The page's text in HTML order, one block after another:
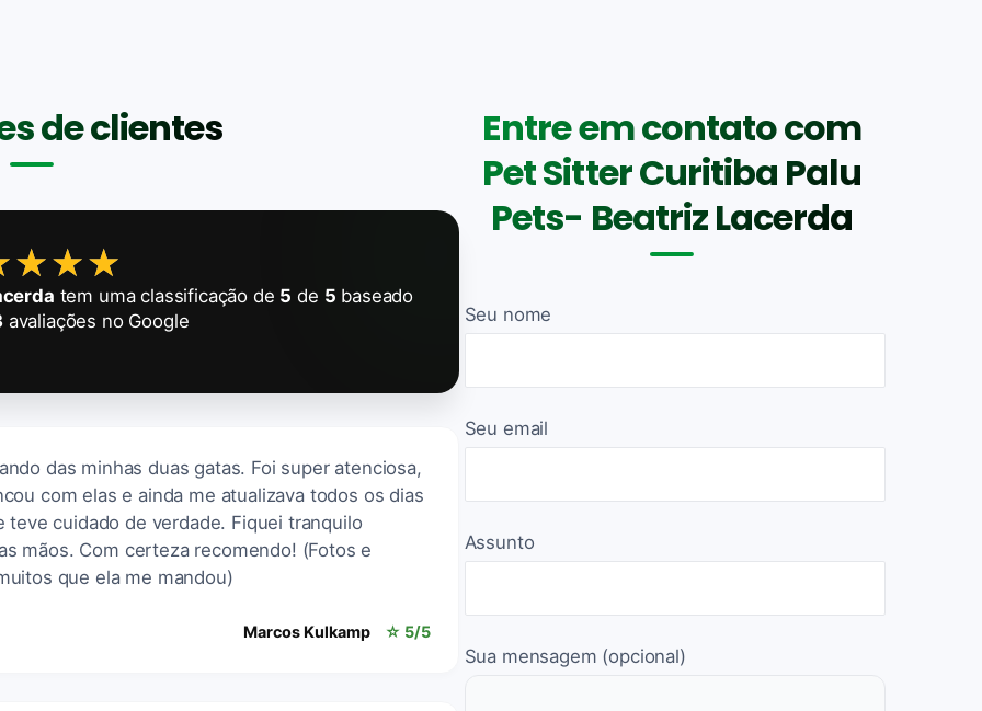
de clientes
tem uma classificação de 5 de 5 baseado
avaliações no Google
das minhas duas gatas. Foi super atenciosa,
com elas e ainda me atualizava todos os dias
teve cuidado de verdade. Fiquei tranquilo
mãos. Com certeza recomendo! (Fotos e
que ela me mandou)
Marcos Kulkamp ☆ 5/5
Entre em contato com
Pet Sitter Curitiba Palu
Pets- Beatriz Lacerda
Seu nome
Seu email
Assunto
Sua mensagem (opcional)